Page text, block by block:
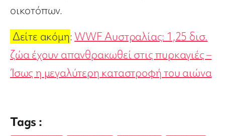
οικοτόπων.
Δείτε ακόμη:WWF Αυστραλίας: 1,25 δισ.
ζώα έχουν απανθρακωθεί στις πυρκαγιές –
Ίσως η μεγαλύτερη καταστροφή του αιώνα
Tags :